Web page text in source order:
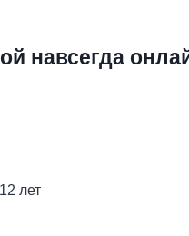
навсегда
лет